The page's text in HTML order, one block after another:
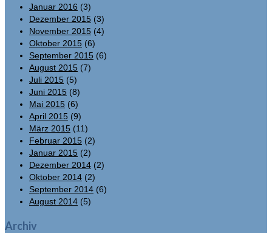
Januar 2016 (3)
Dezember 2015 (3)
November 2015 (4)
Oktober 2015 (6)
September 2015 (6)
August 2015 (7)
Juli 2015 (5)
Juni 2015 (8)
Mai 2015 (6)
April 2015 (9)
März 2015 (11)
Februar 2015 (2)
Januar 2015 (2)
Dezember 2014 (2)
Oktober 2014 (2)
September 2014 (6)
August 2014 (5)
Archiv